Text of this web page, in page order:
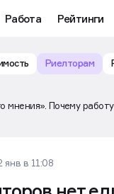
Работа Рейтинги
Риелторам
Почему
янв в 11:08